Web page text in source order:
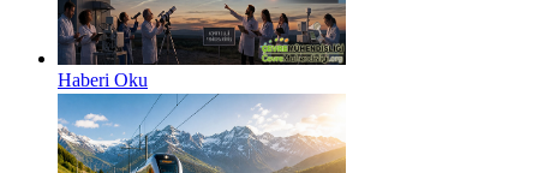
Haberi Oku